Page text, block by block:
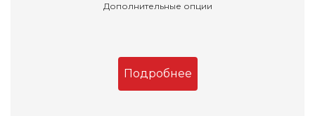
Дополнительные опции
Подробнее